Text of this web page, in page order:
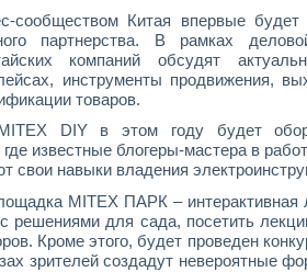
сообществом Китая впервые будет
партнерства. В рамках
компаний обсудят
инструменты продвижения,
товаров.
DIY в этом году будет
известные блогеры-мастера в
свои навыки владения
MITEX ПАРК –
с решениями для сада, посетить
Кроме этого, будет проведен
зрителей создадут невероятные